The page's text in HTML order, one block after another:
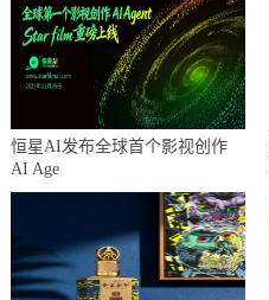
恒星AI发布全球首个影视创作
AI Age